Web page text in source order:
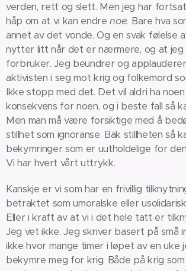
verden, rett og slett. Men jeg har
håp om at vi kan endrenoe. Bare hva
annet av det vonde. Og en svak følelse
nytter litt når det er nærmere, og at jeg
forbruker. Jeg beundrer og
aktivisten i seg mot krig og folkemord
Ikke stopp med det. Det vil aldri ha
konsekvens for noen, og i beste fall så
Men man må være forsiktige med å
stillhet som ignoranse. Bak stillheten så
bekymringer som er uutholdelige for
Vi har hvert vårt uttrykk.
Kanskje er vi som har en frivillig
betraktet som umoralske eller
Eller i kraft av at vi i det hele tatt er
Jeg vet ikke. Jeg skriver basert på små
ikke hvor mange timer i løpet av en uke
bekymre meg for krig. Både på krig